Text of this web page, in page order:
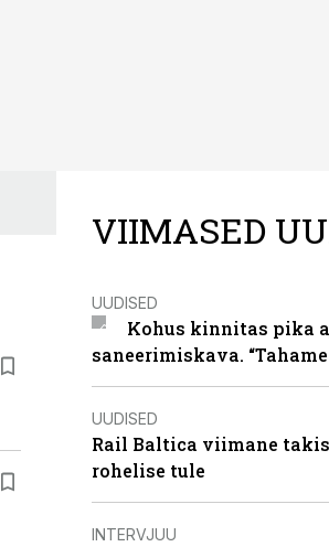
VIIMASED
UUDISED
Kohus kinnitas pika
saneerimiskava.
UUDISED
Rail Baltica viimane
rohelise tule
INTERVJUU